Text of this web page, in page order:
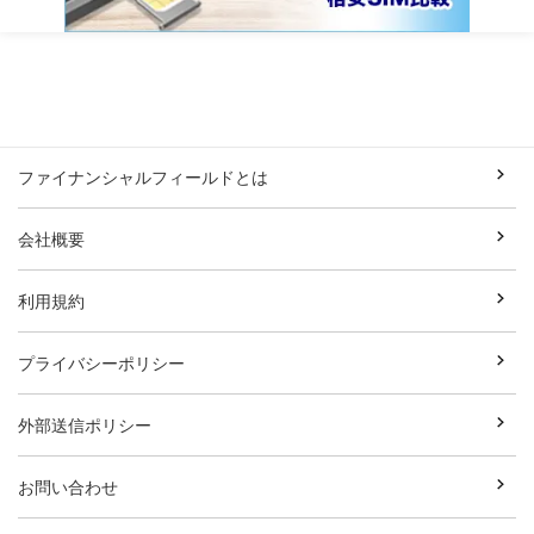
ファイナンシャルフィールドとは
会社概要
利用規約
プライバシーポリシー
外部送信ポリシー
お問い合わせ